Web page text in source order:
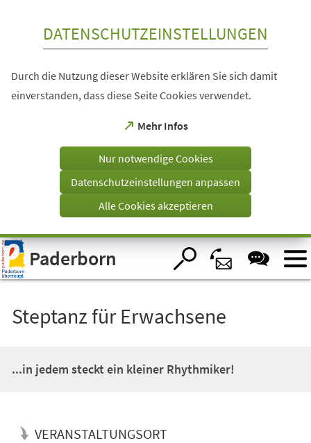
Visuelle
Assistenzsoftware
öffnen.
DATENSCHUTZEINSTELLUNGEN
Durch die Nutzung dieser Website erklären Sie sich damit
einverstanden, dass diese Seite Cookies verwendet.
Mehr Infos
(Öffnet
einem
Tab)
Nur notwendige Cookies
Datenschutzeinstellungen anpassen
Alle Cookies akzeptieren
Paderborn
Steptanz für Erwachsene
...in jedem steckt ein kleiner Rhythmiker!
VERANSTALTUNGSORT